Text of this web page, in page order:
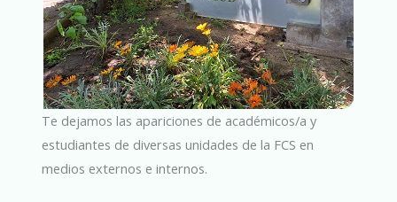
Te dejamos las apariciones de académicos/a y
estudiantes de diversas unidades de la FCS en
medios externos e internos.